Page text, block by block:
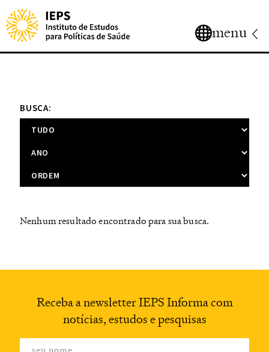
menu
BUSCA:
Nenhum resultado encontrado para sua busca.
Receba a newsletterIEPS Informa com
notícias, estudos e pesquisas